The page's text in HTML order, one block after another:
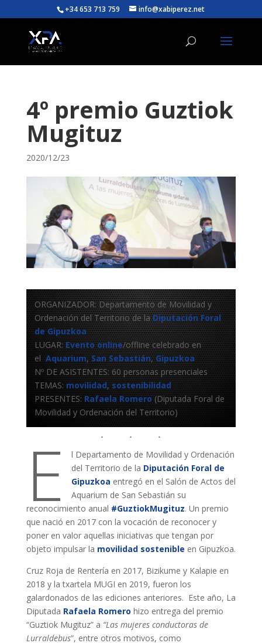
+34 653 713 759 info@xabiperez.net
4º premio Guztiok
Mugituz
2020/12/23
ORGANIZADOR: Departamento de Movilidad y
Ordenación del Territorio de laDiputación Foral
de Gipuzkoa
LUGAR: Evento online/offline celebrado en
el Aquarium,San Sebastián,Gipuzkoa
Nº DE ASISTENTES: 60 personas presenciales
TEMAS: movilidad,sostenibilidad
PRESENTES: Rafaela Romero(Diputada Foral de
Movilidad y Ordenación del Territorio)
E
l Departamento de Movilidad y Ordenación
del Territorio de la Diputación Foral de
Gipuzkoa entregó en el Salón de Actos del
Aquarium de San Sebastián su
reconocimiento anual #GuztiokMugituz. Un premio
que nació en 2017 con la vocación de reconocer y
poner en valor aquellas iniciativas que tengan por
objeto impulsar la movilidad sostenible en Gipuzkoa.
Cruz Roja de Rentería en 2017, Bizikume y Kalapie en
2018 y la txartela MUGI en 2019, fueron los
galardonados de las ediciones anteriores. Este año, La
Diputada Rafaela Romero hizo entrega del premio
“Guztiok Mugituz” a “Las mujeres conductoras de
Lurraldebus”, entre otros motivos, como